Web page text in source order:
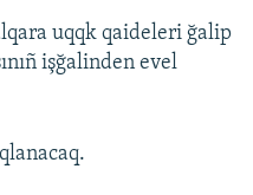
uqqk qaideleri ğalip
işğalinden evel